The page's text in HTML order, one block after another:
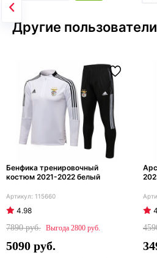
Другие
Бенфика тренировочный
костюм 2021-2022 белый
115660
4.98
7890
2800
5090